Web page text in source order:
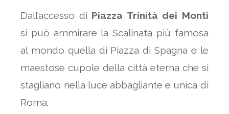
Dall’accesso di Piazza Trinità dei Monti
si può ammirare la Scalinata più famosa
al mondo quella di Piazza di Spagna e le
maestose cupole della città eterna che si
stagliano nella luce abbagliante e unica di
Roma.